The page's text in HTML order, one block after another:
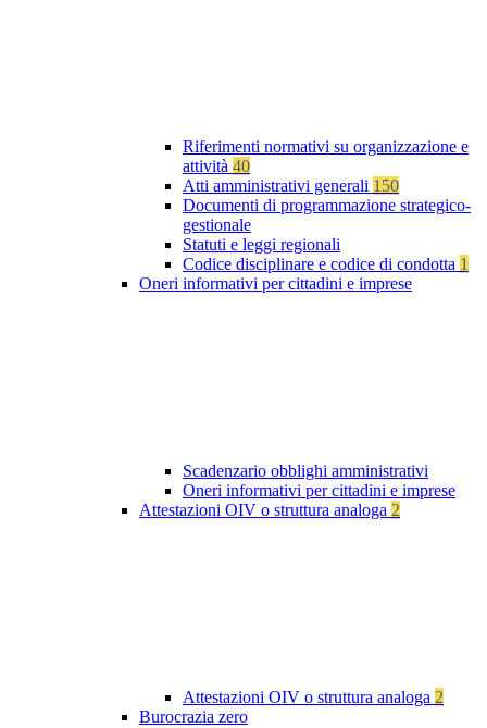
Riferimenti normativi su organizzazione e
attività 40
Atti amministrativi generali 150
Documenti di programmazione strategico-
gestionale
Statuti e leggi regionali
Codice disciplinare e codice di condotta 1
Oneri informativi per cittadini e imprese
Scadenzario obblighi amministrativi
Oneri informativi per cittadini e imprese
Attestazioni OIV o struttura analoga 2
Attestazioni OIV o struttura analoga 2
Burocrazia zero